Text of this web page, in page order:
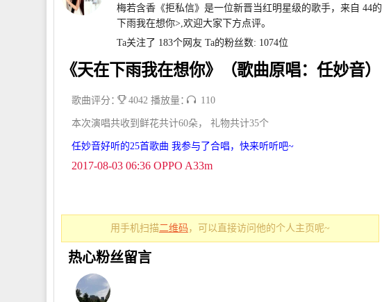
梅若含香《拒私信》是一位新晋当红明星级的歌手，来自 44的
下雨我在想你>,欢迎大家下方点评。
Ta关注了 183个网友 Ta的粉丝数: 1074位
《天在下雨我在想你》（歌曲原唱：任妙音）
歌曲评分： 4042 播放量： 110
本次演唱共收到鲜花共计60朵， 礼物共计35个
任妙音好听的25首歌曲 我参与了合唱，快来听听吧~
2017-08-03 06:36 OPPO A33m
用手机扫描二维码 ，可以直接访问他的个人主页呢~
热心粉丝留言